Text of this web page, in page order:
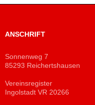
ANSCHRIFT
Sonnenweg 7
85293 Reichertshausen
Vereinsregister
Ingolstadt VR 20266